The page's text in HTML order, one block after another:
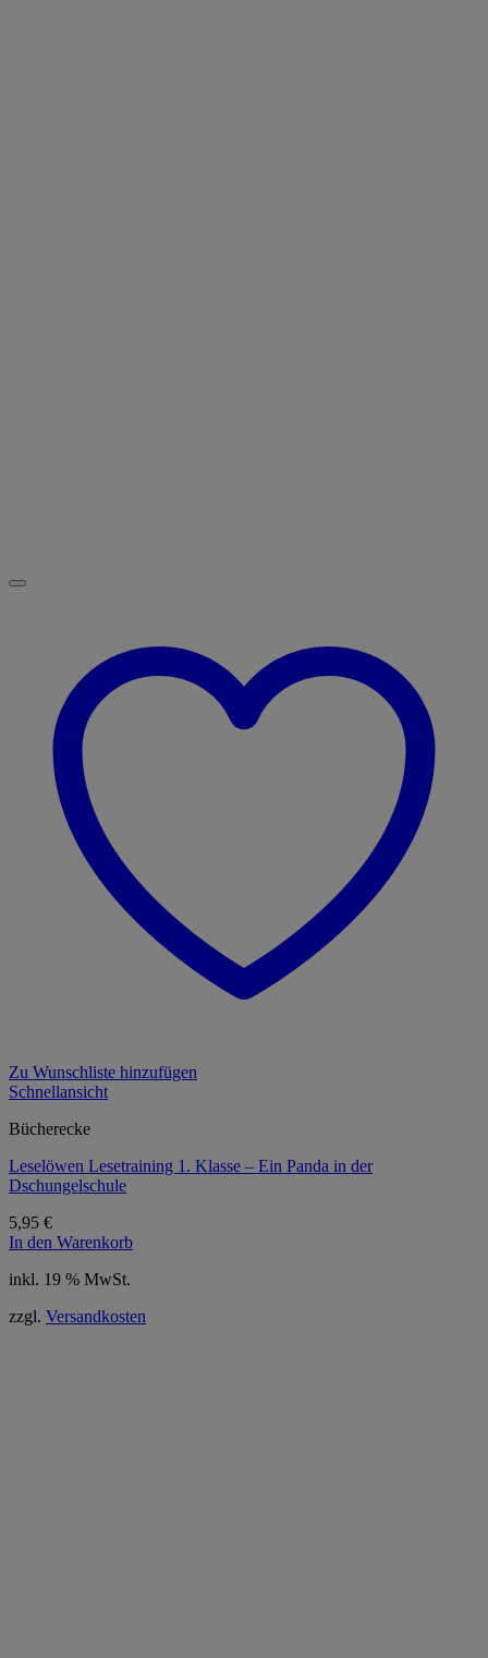
Zu Wunschliste hinzufügen
Schnellansicht
Bücherecke
Leselöwen Lesetraining 1. Klasse – Ein Panda in der
Dschungelschule
5,95 €
In den Warenkorb
inkl. 19 % MwSt.
zzgl. Versandkosten